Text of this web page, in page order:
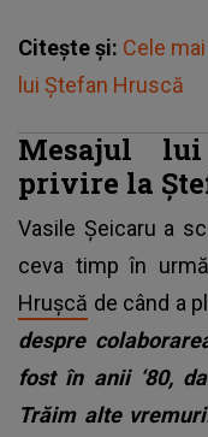
Citește și: Cele
lui Ştefan Hruscă
Mesajul
privire la
Vasile Șeicaru a
ceva timp în
Hrușcă de când a
despre
fost în anii ‘80,
Trăim alte